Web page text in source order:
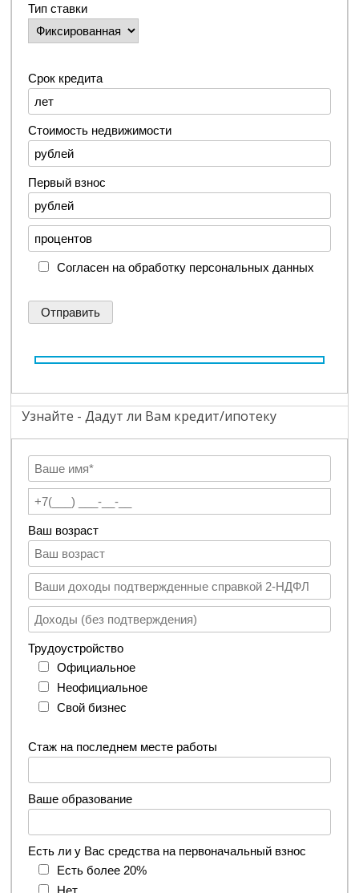
Тип ставки
Срок кредита
Стоимость недвижимости
Первый взнос
Согласен на обработку персональных данных
Узнайте - Дадут ли Вам кредит/ипотеку
Ваш возраст
Трудоустройство
Официальное
Неофициальное
Свой бизнес
Стаж на последнем месте работы
Ваше образование
Есть ли у Вас средства на первоначальный взнос
Есть более 20%
Нет